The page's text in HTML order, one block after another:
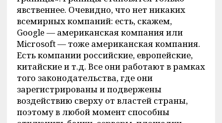
явственнее. Очевидно, что нет никаких
всемирных компаний: есть, скажем,
Google — американская компания или
Microsoft — тоже американская компания.
Есть компании российские, европейские,
китайские и т.д. Все они работают в рамках
того законодательства, где они
зарегистрированы и подвержены
воздействию сверху от властей страны,
поэтому в любой момент способны